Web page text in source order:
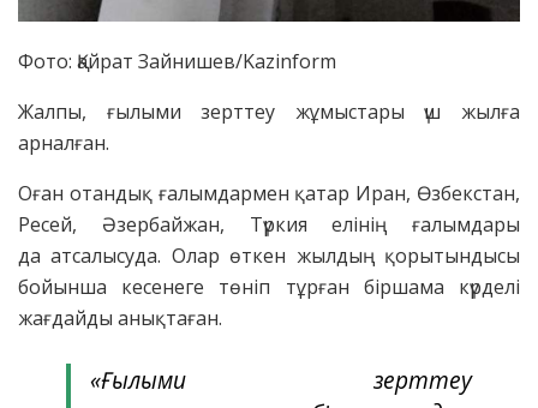
Фото: Қайрат Зайнишев/Kazinform
Жалпы, ғылыми зерттеу жұмыстары үш жылға
арналған.
Оған отандық ғалымдармен қатар Иран, Өзбекстан,
Ресей, Әзербайжан, Түркия елінің ғалымдары
да атсалысуда. Олар өткен жылдың қорытындысы
бойынша кесенеге төніп тұрған біршама күрделі
жағдайды анықтаған.
«Ғылыми зерттеу